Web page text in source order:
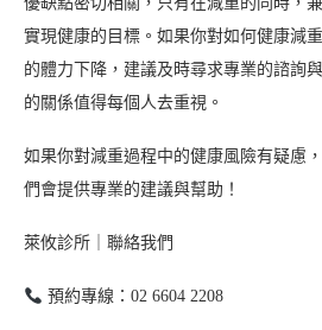
實現健康的目標。如果你對如何健康減
的體力下降，建議及時尋求專業的諮詢
的關係值得每個人去重視。
如果你對減重過程中的健康風險有疑慮
們會提供專業的建議與幫助！
萊攸診所｜聯絡我們
預約專線：02 6604 2208